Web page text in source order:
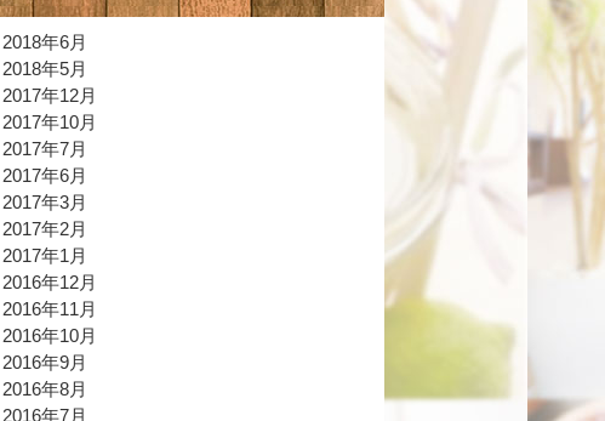
2018年6月
2018年5月
2017年12月
2017年10月
2017年7月
2017年6月
2017年3月
2017年2月
2017年1月
2016年12月
2016年11月
2016年10月
2016年9月
2016年8月
2016年7月